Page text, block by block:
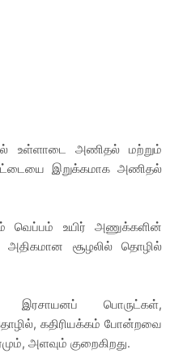
உள்ளாடை அணிதல் மற்றும்
இறுக்கமாக அணிதல்
வெப்பம் உயிர் அணுக்களின்
அதிகமான சூழலில் தொழில்
இரசாயனப் பொருட்கள்,
கதிரியக்கம் போன்றவை
அளவும் குறைகிறது.